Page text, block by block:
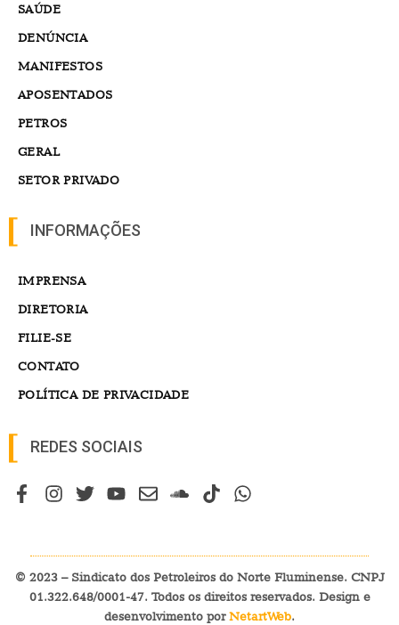
SAÚDE
DENÚNCIA
MANIFESTOS
APOSENTADOS
PETROS
GERAL
SETOR PRIVADO
INFORMAÇÕES
IMPRENSA
DIRETORIA
FILIE-SE
CONTATO
POLÍTICA DE PRIVACIDADE
REDES SOCIAIS
© 2023 – Sindicato dos Petroleiros do Norte Fluminense. CNPJ
01.322.648/0001-47. Todos os direitos reservados. Design e
desenvolvimento porNetartWeb.